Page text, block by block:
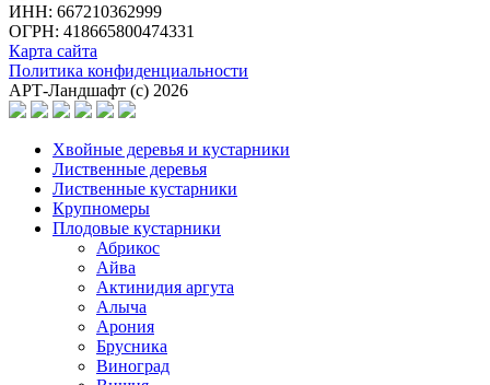
ИНН: 667210362999
ОГРН: 418665800474331
Карта сайта
Политика конфиденциальности
АРТ-Ландшафт (с) 2026
Хвойные деревья и кустарники
Лиственные деревья
Лиственные кустарники
Крупномеры
Плодовые кустарники
Абрикос
Айва
Актинидия аргута
Алыча
Арония
Брусника
Виноград